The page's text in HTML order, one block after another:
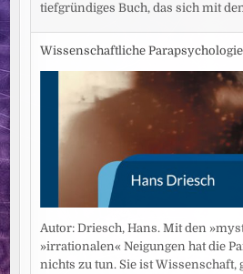
tiefgründiges Buch, das sich mit
Wissenschaftliche Parapsychologie
Autor: Driesch, Hans. Mit den
»irrationalen« Neigungen hat die
nichts zu tun. Sie ist Wissenschaft,